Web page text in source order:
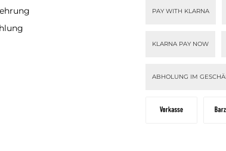
PAY WITH KLARNA
KLARNA PAY NOW
ABHOLUNG IM